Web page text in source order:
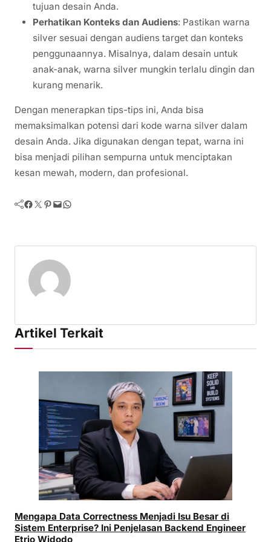
tujuan desain Anda.
Perhatikan Konteks dan Audiens: Pastikan warna
silver sesuai dengan audiens target dan konteks
penggunaannya. Misalnya, dalam desain untuk
anak-anak, warna silver mungkin terlalu dingin dan
kurang menarik.
Dengan menerapkan tips-tips ini, Anda bisa
memaksimalkan potensi dari kode warna silver dalam
desain Anda. Jika digunakan dengan tepat, warna ini
bisa menjadi pilihan sempurna untuk menciptakan
kesan mewah, modern, dan profesional.
Facebook Twitter Pinterest Mail WhatsApp
Artikel Terkait
Mengapa Data Correctness Menjadi Isu Besar di
Sistem Enterprise? Ini Penjelasan Backend Engineer
Etrio Widodo